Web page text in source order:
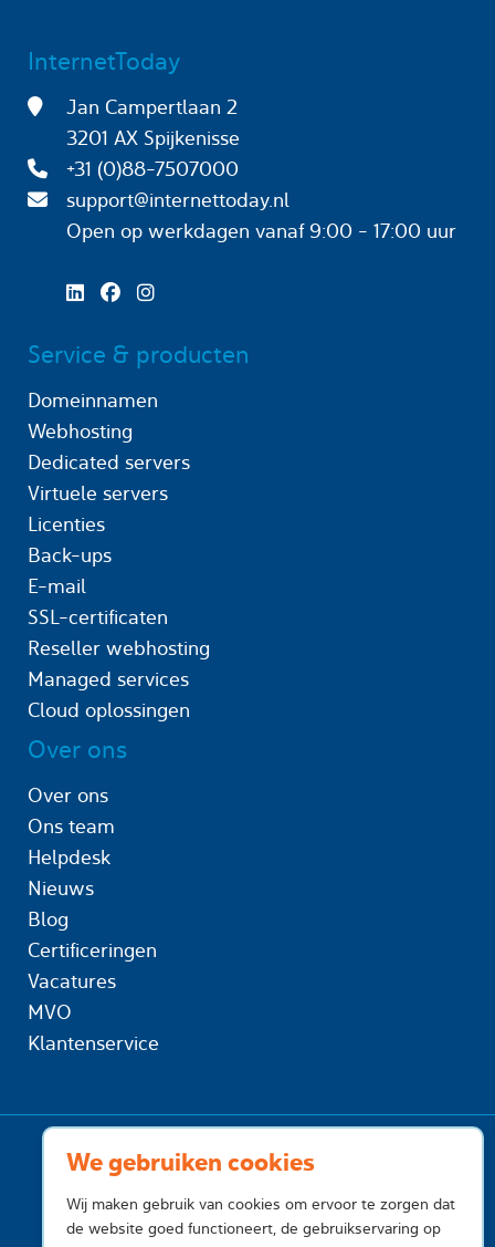
We gebruiken cookies
Wij maken gebruik van cookies om ervoor te zorgen dat
de website goed functioneert, de gebruikservaring op
InternetToday
Jan Campertlaan 2
3201 AX Spijkenisse
+31 (0)88-7507000
support@internettoday.nl
Open op werkdagen
vanaf 9:00 - 17:00 uur
Service & producten
Domeinnamen
Webhosting
Dedicated servers
Virtuele servers
Licenties
Back-ups
E-mail
SSL-certificaten
Reseller webhosting
Managed services
Cloud oplossingen
Over ons
Over ons
Ons team
Helpdesk
Nieuws
Blog
Certificeringen
Vacatures
MVO
Klantenservice